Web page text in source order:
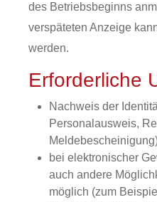
des Betriebsbeginns
verspäteten Anzeige
werden.
Erforderliche
Nachweis der
Personalausweis,
bei elektronischer
auch andere
möglich (zum